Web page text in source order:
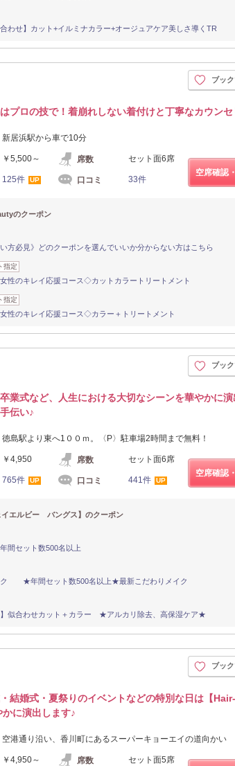
合わせ】カット+イルミナカラー+オージュアケア美しさ導くTR
ブッ
プロの技で！着崩れしない着付けと丁寧なカウンセ
新居浜駅から車で10分
￥5,500～ 席数 セット面6席
125件 UP 口コミ 33件
空席確認
のクーポン
い方必見》どのクーポンを選んでいいか分からない方はこちら
指定
性のキレイ応援コース◇カットカラートリートメント
指定
性のキレイ応援コース◇カラー＋トリートメント
ブッ
業式など、人生における大切なシーンを華やかに
伝い♪
徳島駅より東へ1００ｍ。〈P〉駐車場2時間まで無料！
￥4,950 席数 セット面6席
765件 UP 口コミ 441件 UP
空席確認
エルビー バングス】のクーポン
セット数500名以上
ク ★年間セット数500名以上★最新こだわりメイク
】似合わせカット＋カラー ★アルカリ除去、高保湿ケア★
ブッ
結婚式・夏祭りのイベントなどの特別な日は【
に演出します♪
空港通り沿い、香川町にあるスーパーキョーエイの道向かい
￥4,950～ 席数 セット面5席